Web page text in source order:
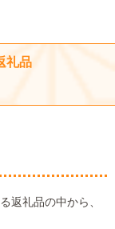
礼品
返礼品の中から、